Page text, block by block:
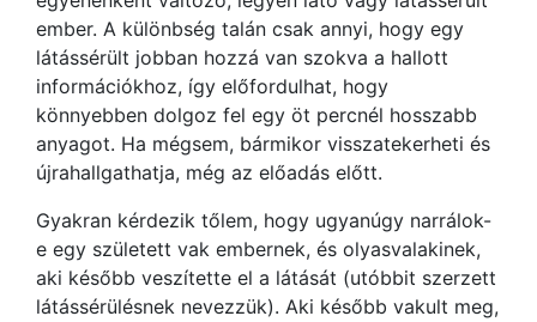
ember. A különbség talán csak annyi, hogy egy
látássérült jobban hozzá van szokva a hallott
információkhoz, így előfordulhat, hogy
könnyebben dolgoz fel egy öt percnél hosszabb
anyagot. Ha mégsem, bármikor visszatekerheti és
újrahallgathatja, még az előadás előtt.
Gyakran kérdezik tőlem, hogy ugyanúgy narrálok-
e egy született vak embernek, és olyasvalakinek,
aki később veszítette el a látását (utóbbit szerzett
látássérülésnek nevezzük). Aki később vakult meg,